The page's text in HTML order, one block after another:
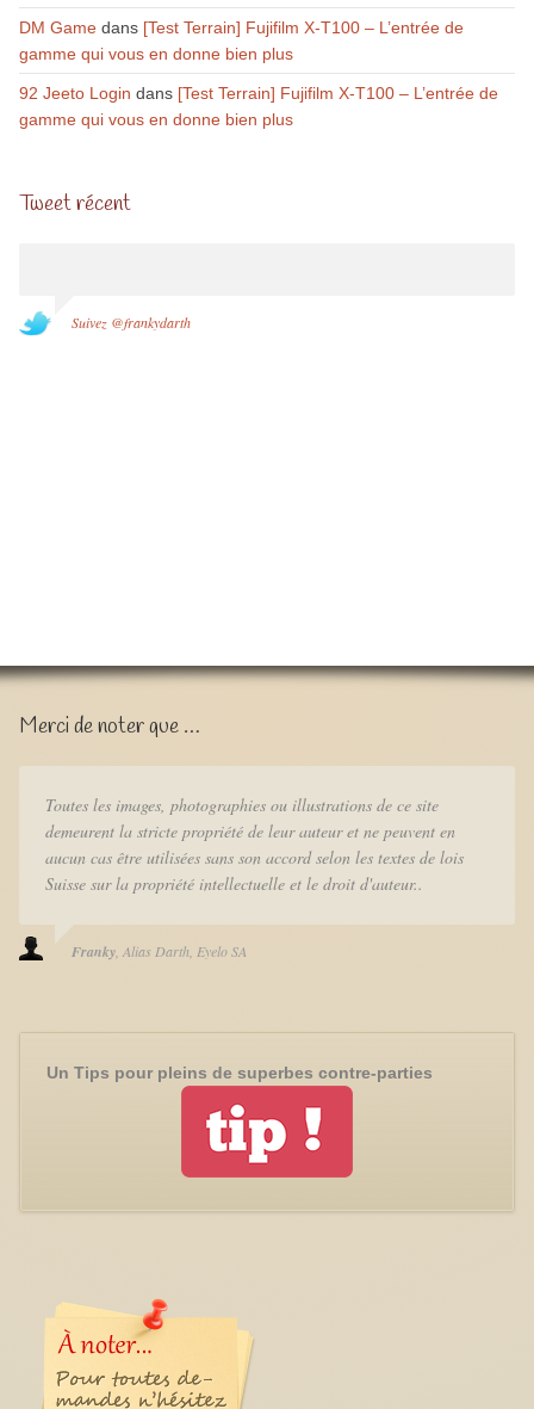
DM Gamedans [Test Terrain] Fujifilm X-T100 – L’entrée de
gamme qui vous en donne bien plus
92 Jeeto Login dans [Test Terrain] Fujifilm X-T100 – L’entrée de
gamme qui vous en donne bien plus
Tweet récent
Suivez @frankydarth
Merci de noter que …
Toutes les images, photographies ou illustrations de ce site
demeurent la stricte propriété de leur auteur et ne peuvent en
aucun cas être utilisées sans son accord selon les textes de lois
Suisse sur la propriété intellectuelle et le droit d'auteur..
Franky Alias Darth Eyelo SA
Un Tips pour pleins de superbes contre-parties